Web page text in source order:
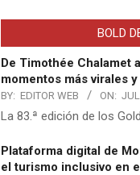
BOLD
De Timothée Chalamet
momentos más virales
BY: EDITOR WEB ON:
La 83.ª edición de los
Plataforma digital de
el turismo inclusivo en